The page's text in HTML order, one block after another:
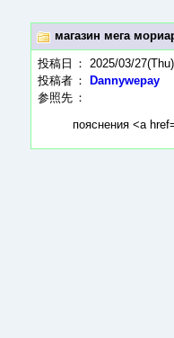
магазин мега
投稿日 ： 2025/03/
投稿者 ：Dannywepay
参照先 ：
пояснения <a